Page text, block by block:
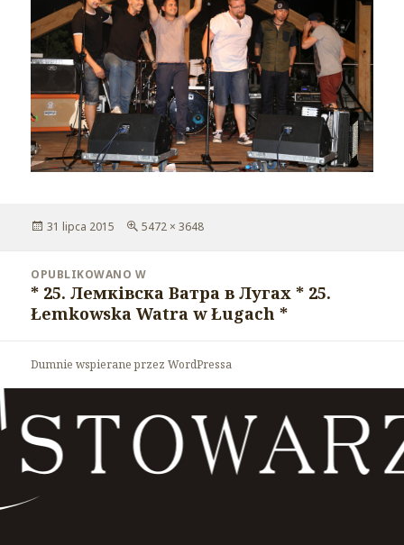
Opublikowano
31 lipca 2015
Pełny
5472 × 3648
wpisu
OPUBLIKOWANO W
* 25. Лемківска Ватра в Лугах * 25.
Łemkowska Watra w Ługach *
Dumnie wspierane przez WordPressa